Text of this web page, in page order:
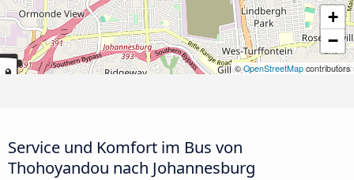
+
−
©OpenStreetMap contributors
Service und Komfort im Bus von
Thohoyandou nach Johannesburg